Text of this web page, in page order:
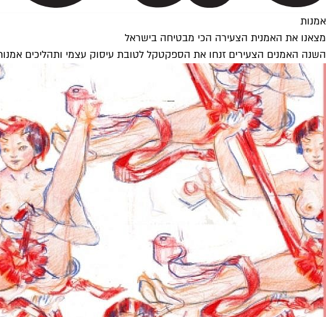
אמנות
מצאנו את האמנית הצעירה הכי מבטיחה בישראל
השנה האמנים הצעירים זנחו את הספקטקל לטובת עיסוק עצמי ותהליכים